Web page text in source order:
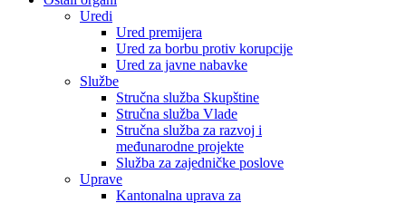
Uredi
Ured premijera
Ured za borbu protiv korupcije
Ured za javne nabavke
Službe
Stručna služba Skupštine
Stručna služba Vlade
Stručna služba za razvoj i
međunarodne projekte
Služba za zajedničke poslove
Uprave
Kantonalna uprava za